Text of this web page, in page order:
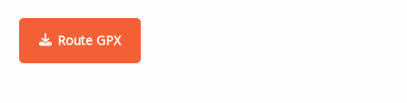
Route GPX